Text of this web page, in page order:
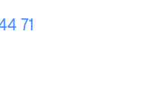
71